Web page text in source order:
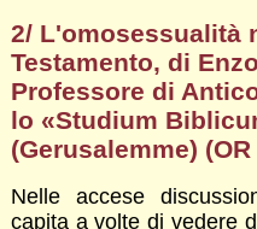
2/ L'omosessualità
Testamento, di
Professore di
lo «Studium
(Gerusalemme)
Nelle accese
capita a volte di vedere